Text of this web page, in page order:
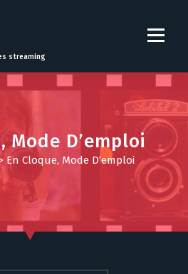
streaming
Mode D’emploi
En Cloque, Mode D’emploi